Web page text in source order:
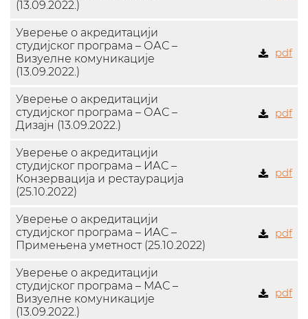
(13.09.2022.)
Уверење о акредитацији
студијског програма – ОАС –
Визуелне комуникације
(13.09.2022.)
pdf
Уверење о акредитацији
студијског програма – ОАС –
Дизајн (13.09.2022.)
pdf
Уверење о акредитацији
студијског програма – ИАС –
Конзервација и рестаурација
(25.10.2022)
pdf
Уверење о акредитацији
студијског програма – ИАС –
Примењена уметност (25.10.2022)
pdf
Уверење о акредитацији
студијског програма – МАС –
Визуелне комуникације
(13.09.2022.)
pdf